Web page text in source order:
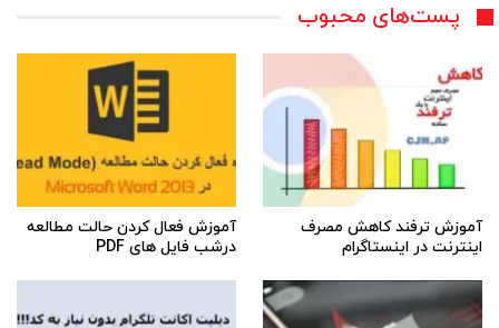
پست‌های محبوب
آموزش ترفند کاهش مصرف
اینترنت در اینستاگرام
آموزش فعال کردن حالت مطالعه
درشب فایل های PDF